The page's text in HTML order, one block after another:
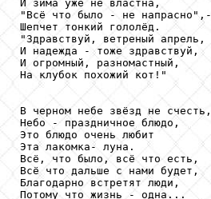
И зима уже не властна,
"Всё что было - не напрасно",-
Шепчет тонкий гололёд.
"Здравствуй, ветреный апрель,
И надежда - тоже здравствуй,
И огромный, разномастный,
На клубок похожий кот!"
В черном небе звёзд не счесть,
Небо - праздничное блюдо,
Это блюдо очень любит
Эта лакомка- луна.
Всё, что было, всё что есть,
Всё что дальше с нами будет,
Благодарно встретят люди,